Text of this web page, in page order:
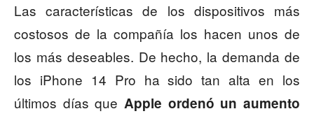
Las características de los dispositivos más
costosos de la compañía los hacen unos de
los más deseables. De hecho, la demanda de
los iPhone 14 Pro ha sido tan alta en los
últimos días que Apple ordenó un aumento